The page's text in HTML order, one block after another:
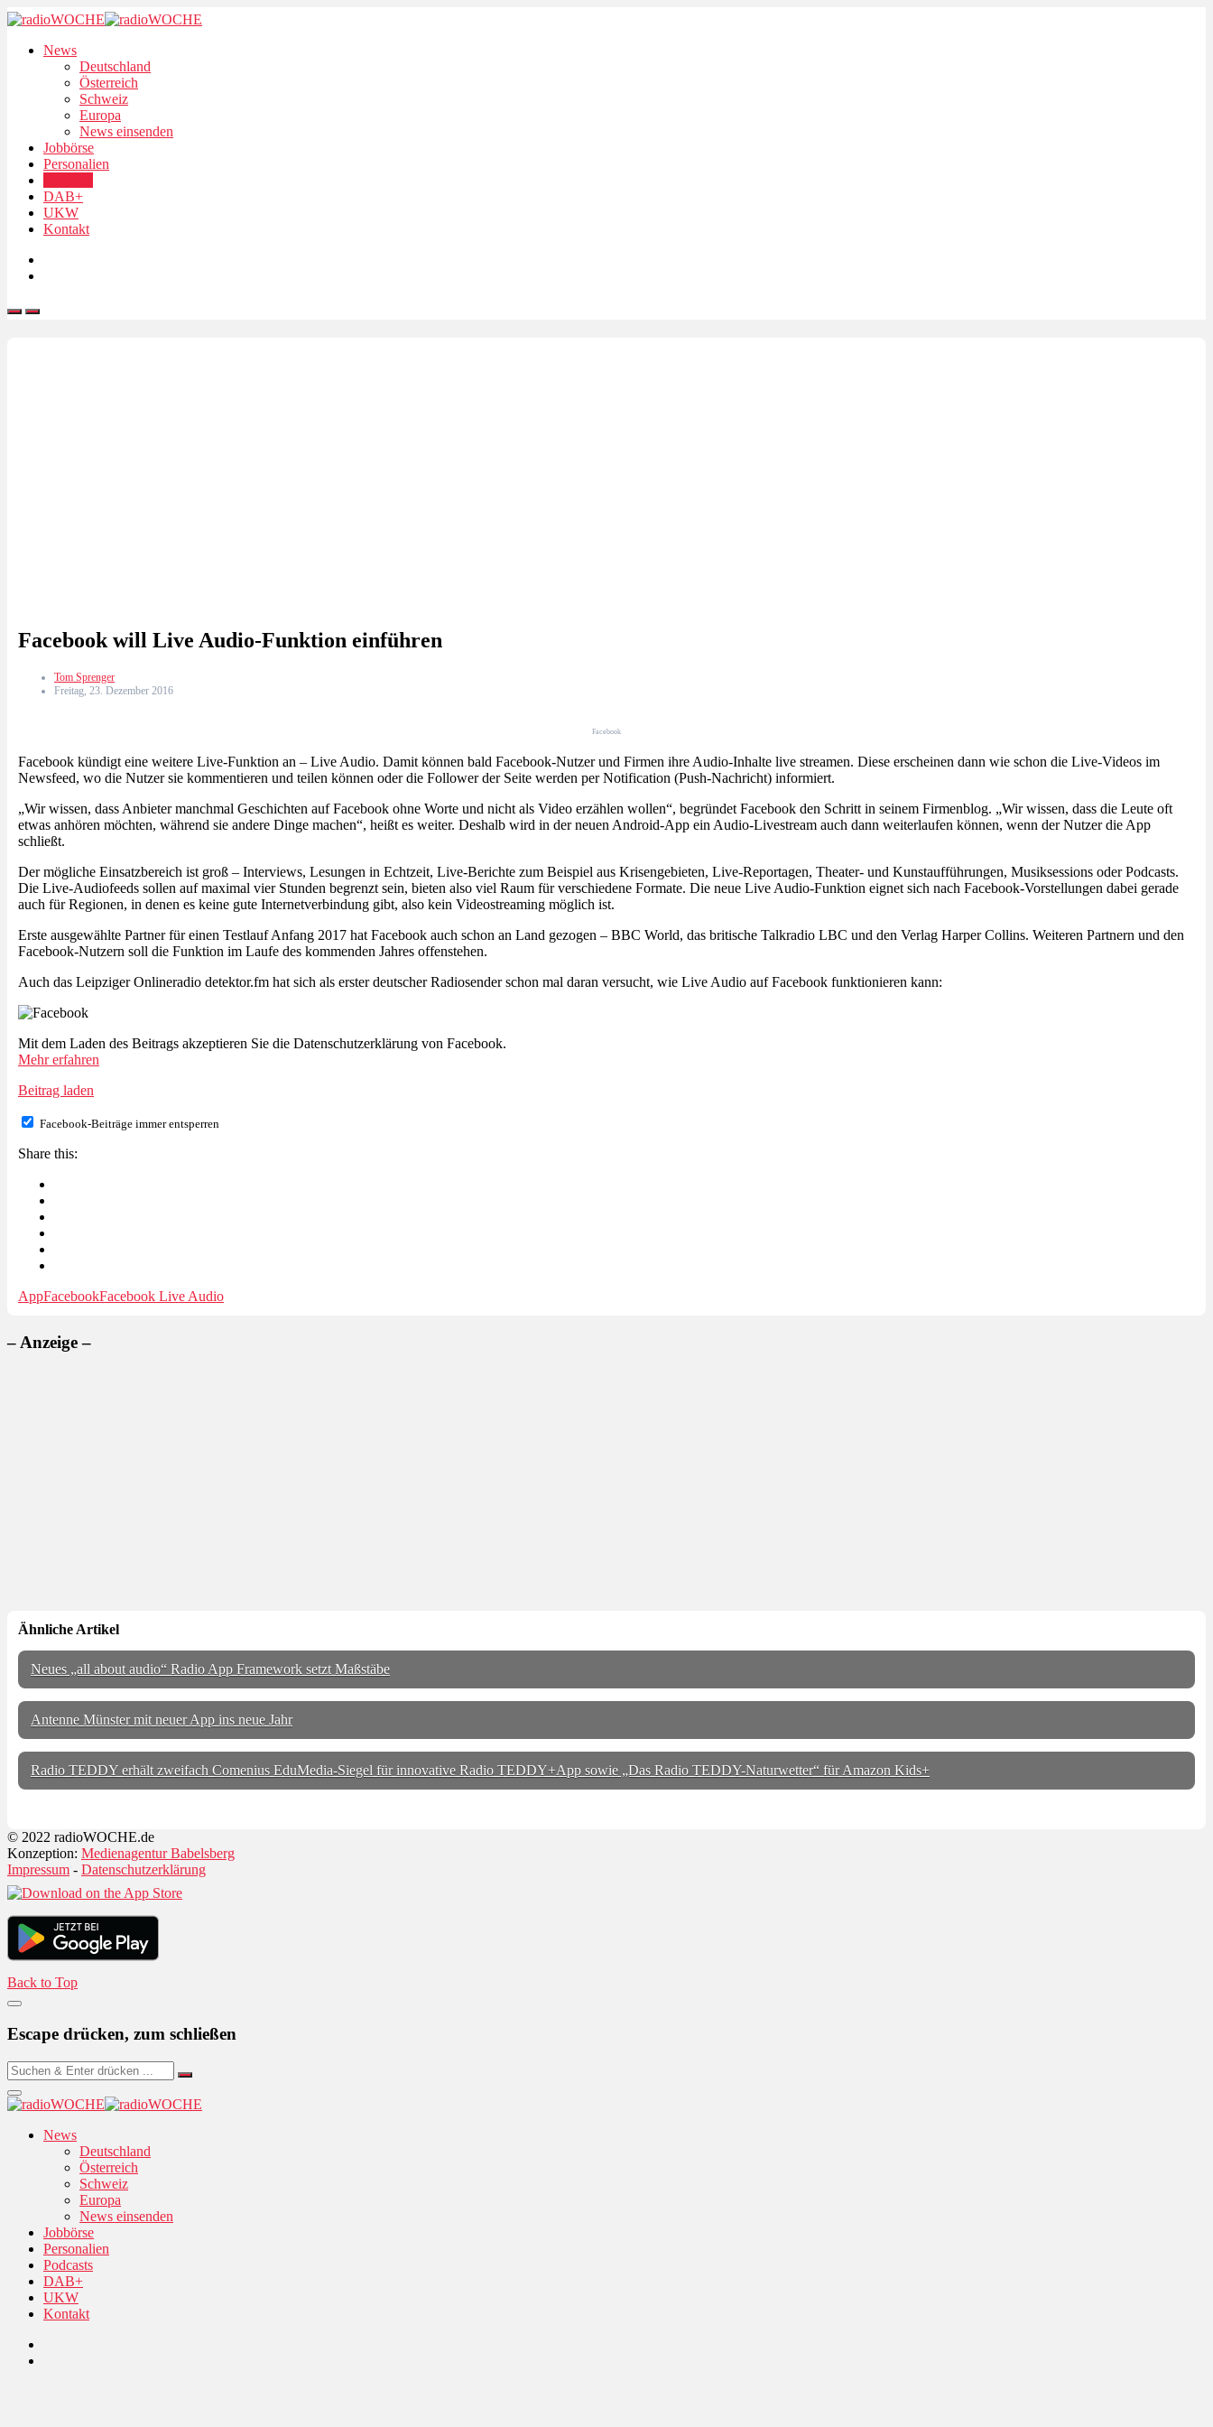
News
Deutschland
Österreich
Schweiz
Europa
News einsenden
Jobbörse
Personalien
DAB+
UKW
Kontakt
Facebook will Live Audio-Funktion einführen
Tom Sprenger
Freitag, 23. Dezember 2016
Facebook
Facebook kündigt eine weitere Live-Funktion an – Live Audio. Damit können bald Facebook-Nutzer und Firmen ihre Audio-Inhalte live streamen. Diese erscheinen dann wie schon die Live-Videos im
Newsfeed, wo die Nutzer sie kommentieren und teilen können oder die Follower der Seite werden per Notification (Push-Nachricht) informiert.
„Wir wissen, dass Anbieter manchmal Geschichten auf Facebook ohne Worte und nicht als Video erzählen wollen“, begründet Facebook den Schritt in seinem Firmenblog. „Wir wissen, dass die Leute oft
etwas anhören möchten, während sie andere Dinge machen“, heißt es weiter. Deshalb wird in der neuen Android-App ein Audio-Livestream auch dann weiterlaufen können, wenn der Nutzer die App
schließt.
Der mögliche Einsatzbereich ist groß – Interviews, Lesungen in Echtzeit, Live-Berichte zum Beispiel aus Krisengebieten, Live-Reportagen, Theater- und Kunstaufführungen, Musiksessions oder Podcasts.
Die Live-Audiofeeds sollen auf maximal vier Stunden begrenzt sein, bieten also viel Raum für verschiedene Formate. Die neue Live Audio-Funktion eignet sich nach Facebook-Vorstellungen dabei gerade
auch für Regionen, in denen es keine gute Internetverbindung gibt, also kein Videostreaming möglich ist.
Erste ausgewählte Partner für einen Testlauf Anfang 2017 hat Facebook auch schon an Land gezogen – BBC World, das britische Talkradio LBC und den Verlag Harper Collins. Weiteren Partnern und den
Facebook-Nutzern soll die Funktion im Laufe des kommenden Jahres offenstehen.
Auch das Leipziger Onlineradio detektor.fm hat sich als erster deutscher Radiosender schon mal daran versucht, wie Live Audio auf Facebook funktionieren kann:
Mit dem Laden des Beitrags akzeptieren Sie die Datenschutzerklärung von Facebook.
Mehr erfahren
Beitrag laden
Facebook-Beiträge immer entsperren
Share this:
AppFacebookFacebook Live Audio
– Anzeige –
Ähnliche Artikel
Neues „all about audio“ Radio App Framework setzt Maßstäbe
Antenne Münster mit neuer App ins neue Jahr
Radio TEDDY erhält zweifach Comenius EduMedia-Siegel für innovative Radio TEDDY+App sowie „Das Radio TEDDY-Naturwetter“ für Amazon Kids+
© 2022 radioWOCHE.de
Konzeption: Medienagentur Babelsberg
Impressum - Datenschutzerklärung
Back to Top
Escape drücken, zum schließen
News
Deutschland
Österreich
Schweiz
Europa
News einsenden
Jobbörse
Personalien
Podcasts
DAB+
UKW
Kontakt